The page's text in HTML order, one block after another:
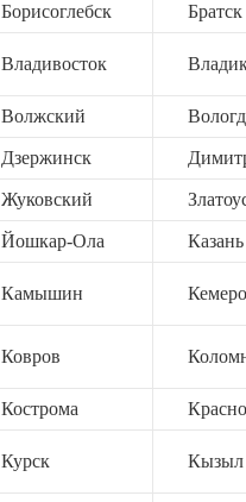
Борисоглебск Братск
Владивосток
Волжский
Дзержинск
Жуковский
Йошкар-Ола Казань
Камышин
Ковров
Кострома
Курск Кызыл